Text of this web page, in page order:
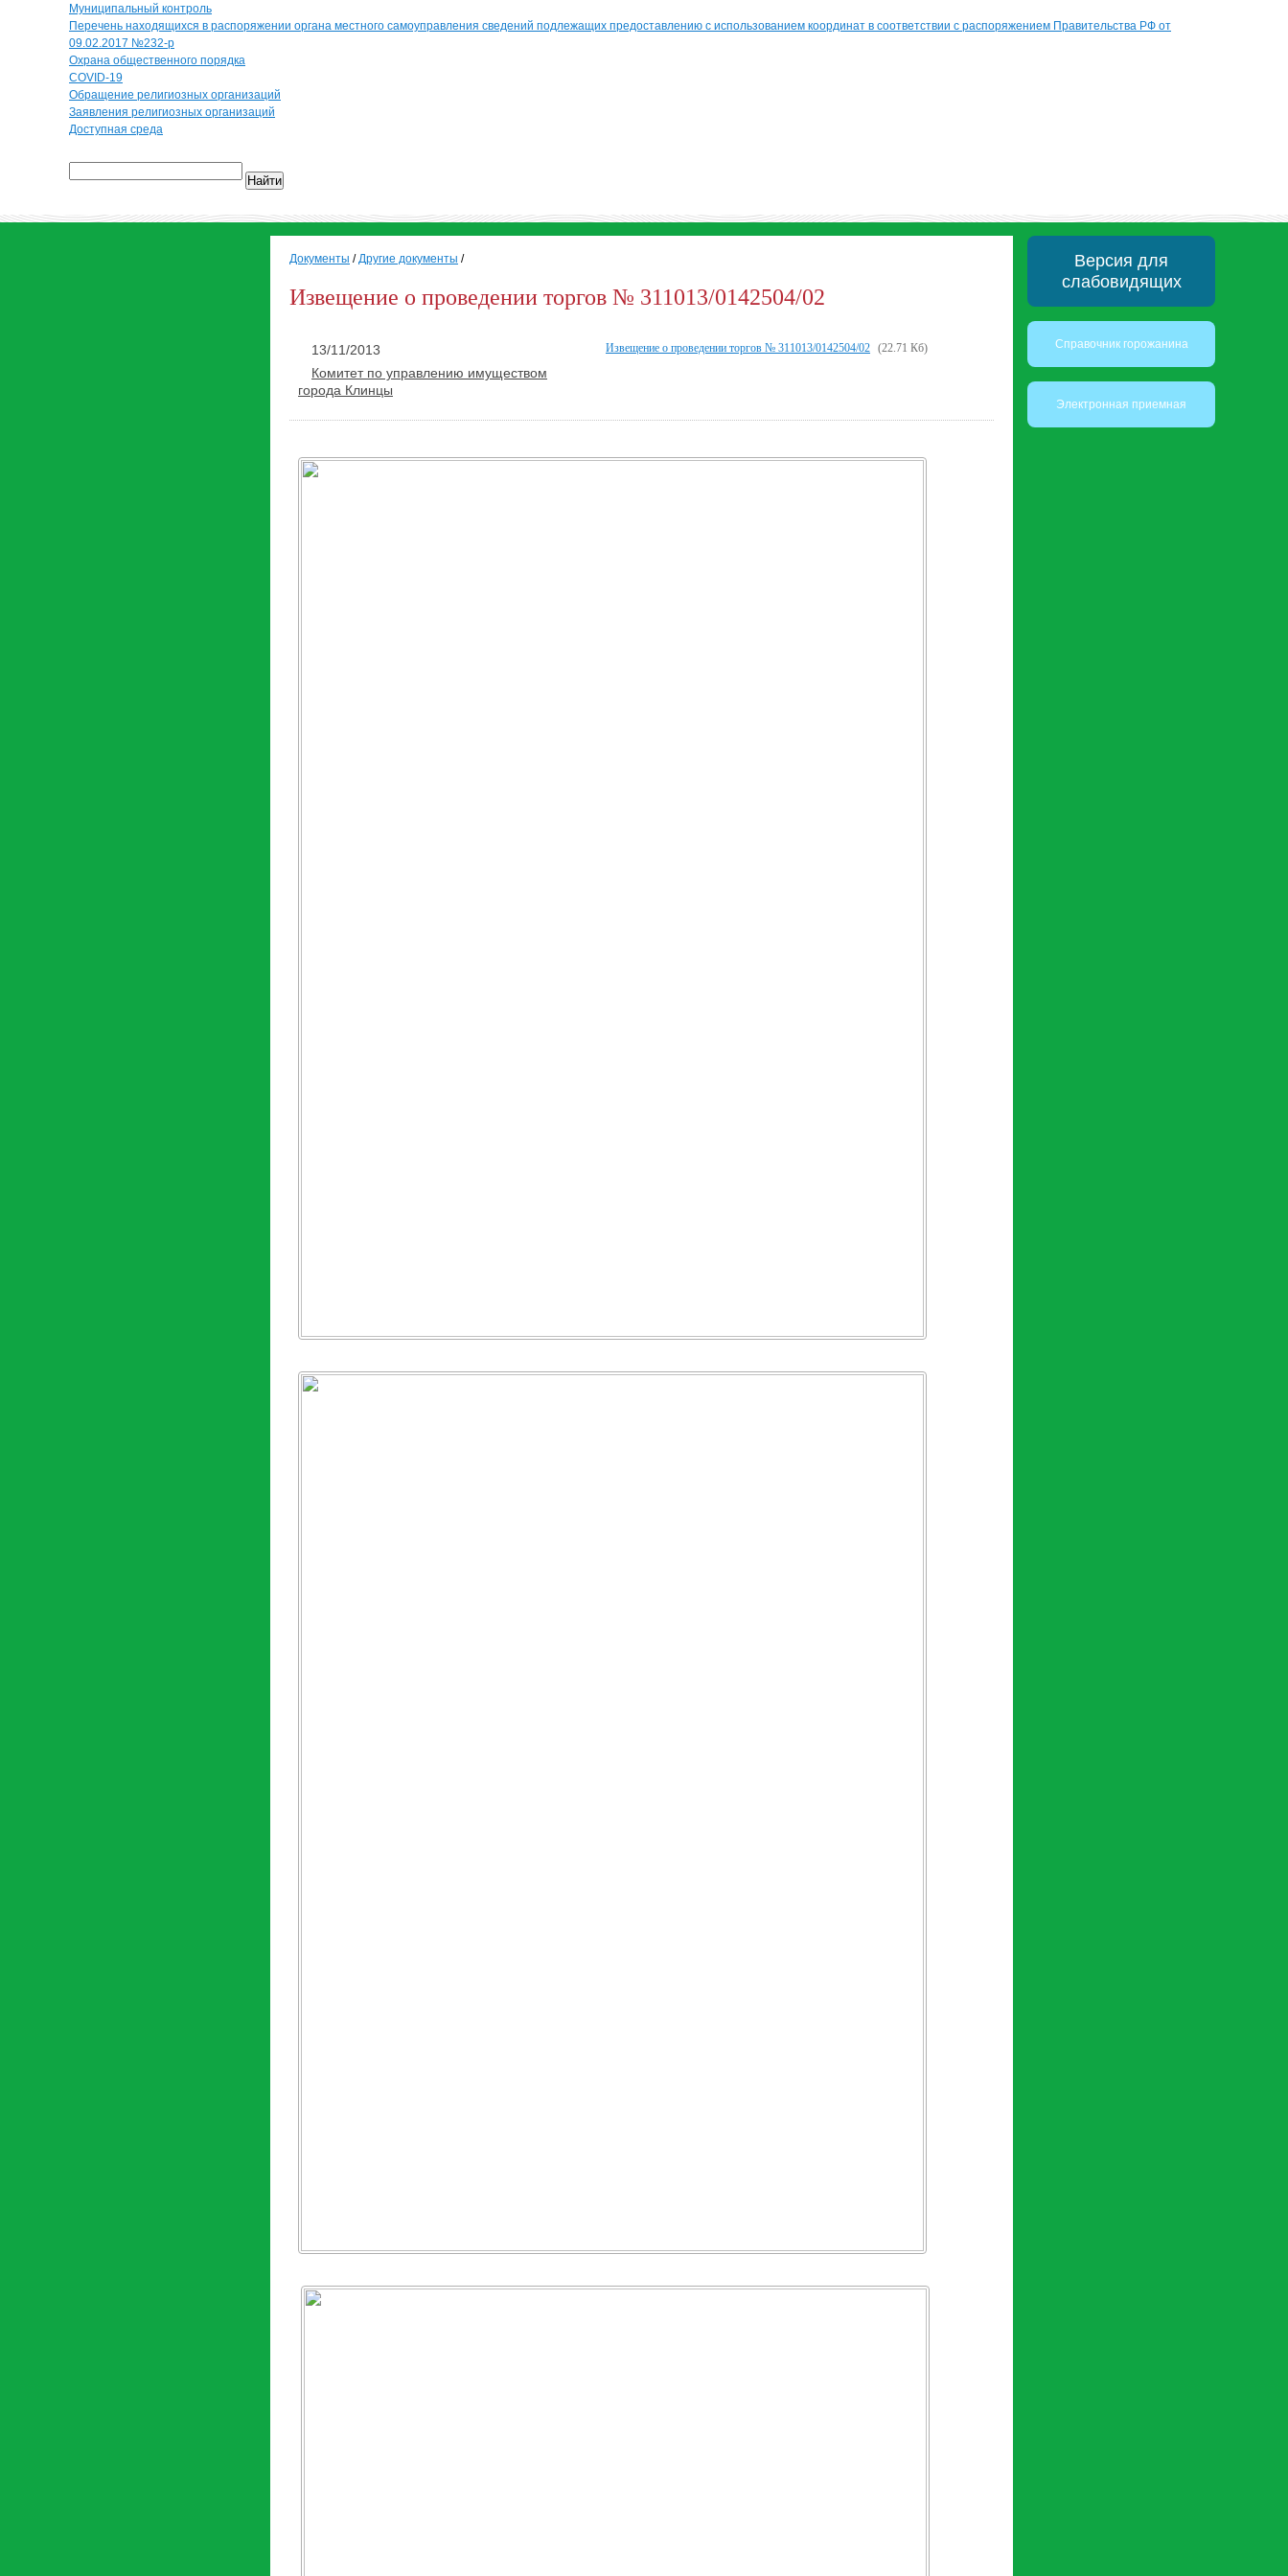
Муниципальный контроль
Перечень находящихся в распоряжении органа местного самоуправления сведений подлежащих предоставлению с использованием координат в соответствии с распоряжением Правительства РФ от
09.02.2017 №232-р
Охрана общественного порядка
COVID-19
Обращение религиозных организаций
Заявления религиозных организаций
Доступная среда
Найти
Документы /Другие документы /
Извещение о проведении торгов № 311013/0142504/02
13/11/2013
Комитет по управлению имуществом
города Клинцы
Извещение о проведении торгов № 311013/0142504/02 (22.71 Кб)
Версия для
слабовидящих
Справочник горожанина
Электронная приемная